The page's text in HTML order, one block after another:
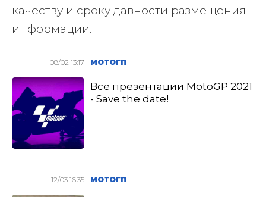
качеству и сроку давности размещения
информации.
08/02 13:17 МОТОГП
Все презентации MotoGP 2021
- Save the date!
12/03 16:35 МОТОГП